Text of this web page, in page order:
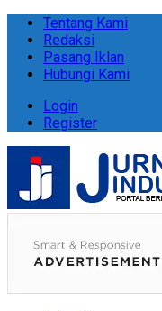
Tentang Kami
Redaksi
Pasang Iklan
Hubungi Kami
Login
Register